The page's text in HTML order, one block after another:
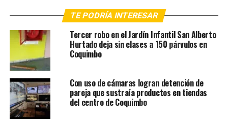
TE PODRÍA INTERESAR
Tercer robo en el Jardín Infantil San Alberto
Hurtado deja sin clases a 150 párvulos en
Coquimbo
Con uso de cámaras logran detención de
pareja que sustraía productos en tiendas
del centro de Coquimbo